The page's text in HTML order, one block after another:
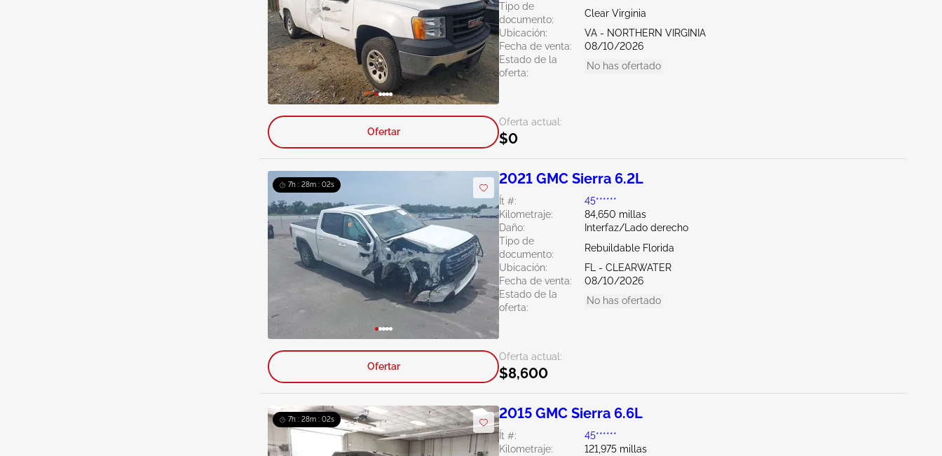
Tipo de
documento:
Clear Virginia
Ubicación:
VA - NORTHERN VIRGINIA
Fecha de venta:
08/10/2026
Estado de la
oferta:
No has ofertado
Oferta actual:
$0
Ofertar
7h : 28m : 01s 2021 GMC Sierra 6.2L
Ít #:
45******
Kilometraje:
84,650 millas
Daño:
Interfaz/Lado derecho
Tipo de
documento:
Rebuildable Florida
Ubicación:
FL - CLEARWATER
Fecha de venta:
08/10/2026
Estado de la
oferta:
No has ofertado
Oferta actual:
$8,600
Ofertar
7h : 28m : 01s 2015 GMC Sierra 6.6L
Ít #:
45******
Kilometraje:
121,975 millas